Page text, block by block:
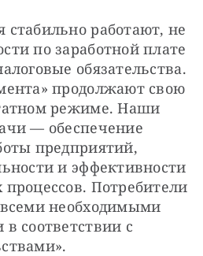
работают, не
по заработной плате
обязательства.
продолжают свою
режиме. Наши
— обеспечение
предприятий,
и эффективности
Потребители
необходимыми
соответствии с